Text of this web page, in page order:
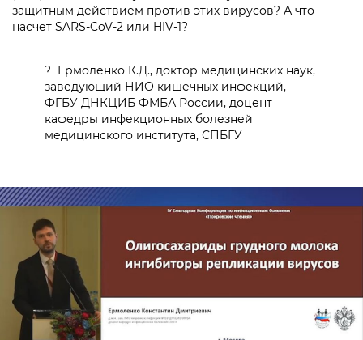
защитным действием против этих вирусов? А что
насчет SARS-CoV-2 или HIV-1?
? Ермоленко К.Д., доктор медицинских наук,
заведующий НИО кишечных инфекций,
ФГБУ ДНКЦИБ ФМБА России, доцент
кафедры инфекционных болезней
медицинского института, СПБГУ